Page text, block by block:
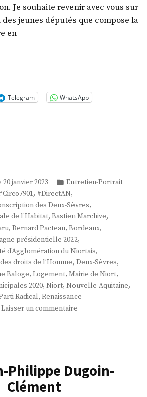
Je souhaite revenir avec vous sur
des jeunes députés que compose la
en
»
Telegram WhatsApp
20 janvier 2023
Publié
dans
Entretien-Portrait
: , #DirectAN,
des Deux-Sèvres,
de l'Habitat, Bastien Marchive,
, Bernard Pacteau, Bordeaux,
présidentielle 2022,
d'Agglomération du Niortais,
droits de l’Homme, Deux-Sèvres,
Baloge, Logement, Mairie de Niort,
2020, Niort, Nouvelle-Aquitaine,
Radical, Renaissance
Laisser un commentaire
Philippe Dugoin-
Clément